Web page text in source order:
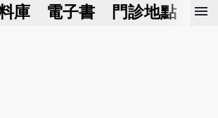
庫 電子書 門診地點 預
menu